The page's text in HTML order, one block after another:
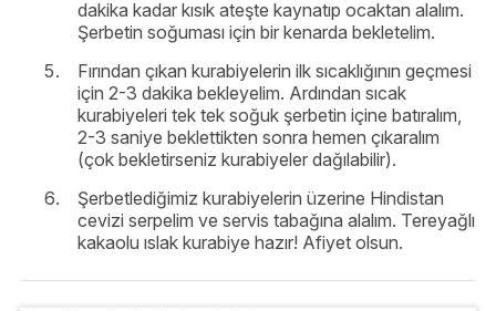
dakika kadar kısık ateşte kaynatıp ocaktan alalım.
Şerbetin soğuması için bir kenarda bekletelim.
Fırından çıkan kurabiyelerin ilk sıcaklığının geçmesi
için 2-3 dakika bekleyelim. Ardından sıcak
kurabiyeleri tek tek soğuk şerbetin içine batıralım,
2-3 saniye beklettikten sonra hemen çıkaralım
(çok bekletirseniz kurabiyeler dağılabilir).
Şerbetlediğimiz kurabiyelerin üzerine Hindistan
cevizi serpelim ve servis tabağına alalım. Tereyağlı
kakaolu ıslak kurabiye hazır! Afiyet olsun.